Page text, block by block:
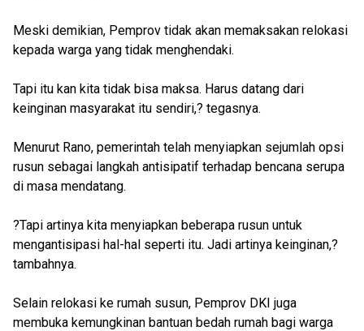
Meski demikian, Pemprov tidak akan memaksakan relokasi
kepada warga yang tidak menghendaki.
Tapi itu kan kita tidak bisa maksa. Harus datang dari
keinginan masyarakat itu sendiri,? tegasnya.
Menurut Rano, pemerintah telah menyiapkan sejumlah opsi
rusun sebagai langkah antisipatif terhadap bencana serupa
di masa mendatang.
?Tapi artinya kita menyiapkan beberapa rusun untuk
mengantisipasi hal-hal seperti itu. Jadi artinya keinginan,?
tambahnya.
Selain relokasi ke rumah susun, Pemprov DKI juga
membuka kemungkinan bantuan bedah rumah bagi warga